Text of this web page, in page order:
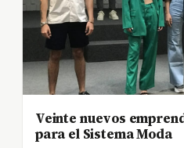
Veinte nuevos
para el Sistema Moda